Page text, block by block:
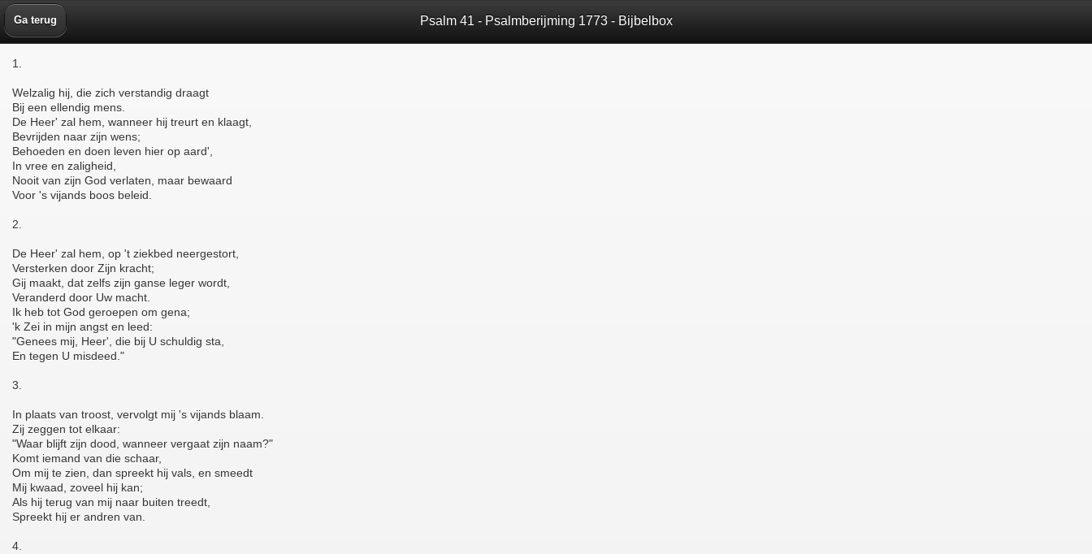
Ga terug Psalm 41 - Psalmberijming 1773 - Bijbelbox
1.
Welzalig hij, die zich verstandig draagt
Bij een ellendig mens.
De Heer' zal hem, wanneer hij treurt en klaagt,
Bevrijden naar zijn wens;
Behoeden en doen leven hier op aard',
In vree en zaligheid,
Nooit van zijn God verlaten, maar bewaard
Voor 's vijands boos beleid.
2.
De Heer' zal hem, op 't ziekbed neergestort,
Versterken door Zijn kracht;
Gij maakt, dat zelfs zijn ganse leger wordt,
Veranderd door Uw macht.
Ik heb tot God geroepen om gena;
'k Zei in mijn angst en leed:
"Genees mij, Heer', die bij U schuldig sta,
En tegen U misdeed."
3.
In plaats van troost, vervolgt mij 's vijands blaam.
Zij zeggen tot elkaar:
"Waar blijft zijn dood, wanneer vergaat zijn naam?"
Komt iemand van die schaar,
Om mij te zien, dan spreekt hij vals, en smeedt
Mij kwaad, zoveel hij kan;
Als hij terug van mij naar buiten treedt,
Spreekt hij er andren van.
4.